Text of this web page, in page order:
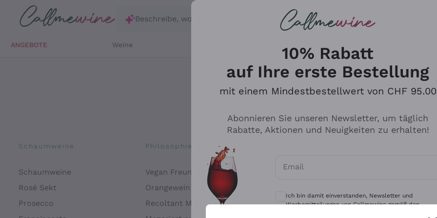
Zum Hauptinhalt springen
Beschreibe, wonach du suchst
ANGEBOTE Weine
Schaumweine
Schaumweine
Rosé Sekt
Prosecco
Philosophien
Vegan Freundlich
Orangewein
Recoltant Manipulant
Antinori
Ca' del Bosco
Gavi
10% Rabatt
auf Ihre erste Bestellung
mit einem Mindestbestellwert von CHF 95.00
Abonnieren Sie unseren Newsletter, um täglich
Rabatte, Aktionen und Neuigkeiten zu erhalten!
Email
Optionale Einwilligungen zum Erhalt von
Ich bin damit einverstanden, Newsletter und
Werbemitteilungen von Callmewine gemäß den -